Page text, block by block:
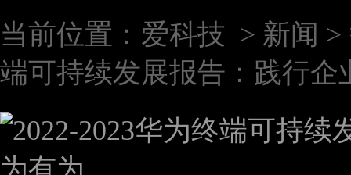
当前位置： 爱科技 > 新闻 >
端可持续发展报告：践行企